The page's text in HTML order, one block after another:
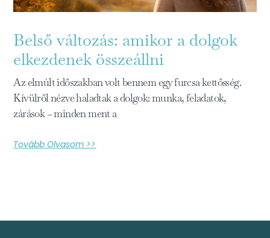
Belső változás: amikor a dolgok
elkezdenek összeállni
Az elmúlt időszakban volt bennem egy furcsa kettősség.
Kívülről nézve haladtak a dolgok: munka, feladatok,
zárások – minden ment a
Tovább Olvasom >>